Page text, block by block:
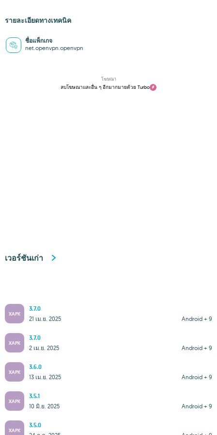
รายละเอียดทางเทคนิค
ชื่อแพ็กเกจ
net.openvpn.openvpn
โฆษณา
ลบโฆษณาและอื่น ๆ อีกมากมายด้วย Turbo
เวอร์ชันเก่า
XAPK
3.7.0
Android + 9
21 เม.ย. 2025
XAPK
3.7.0
Android + 9
2 เม.ย. 2025
XAPK
3.6.0
Android + 9
13 เม.ย. 2025
XAPK
3.5.1
Android + 9
10 มิ.ย. 2025
XAPK
3.5.0